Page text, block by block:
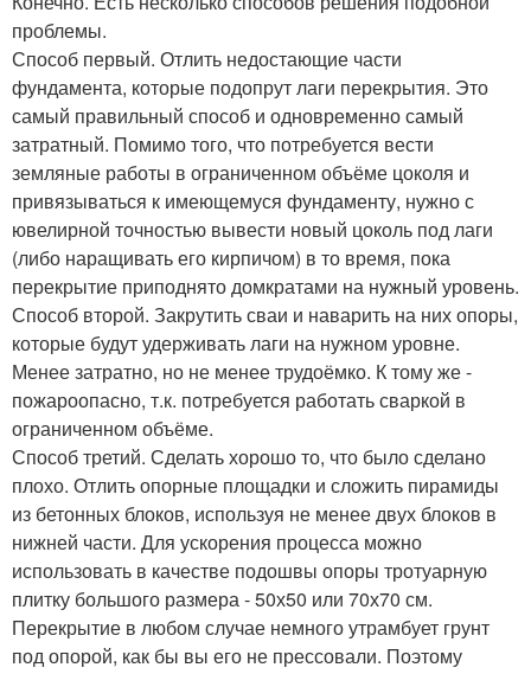
проблемы.
Способ первый. Отлить недостающие части
фундамента, которые подопрут лаги перекрытия. Это
самый правильный способ и одновременно самый
затратный. Помимо того, что потребуется вести
земляные работы в ограниченном объёме цоколя и
привязываться к имеющемуся фундаменту, нужно с
ювелирной точностью вывести новый цоколь под лаги
(либо наращивать его кирпичом) в то время, пока
перекрытие приподнято домкратами на нужный уровень.
Способ второй. Закрутить сваи и наварить на них опоры,
которые будут удерживать лаги на нужном уровне.
Менее затратно, но не менее трудоёмко. К тому же -
пожароопасно, т.к. потребуется работать сваркой в
ограниченном объёме.
Способ третий. Сделать хорошо то, что было сделано
плохо. Отлить опорные площадки и сложить пирамиды
из бетонных блоков, используя не менее двух блоков в
нижней части. Для ускорения процесса можно
использовать в качестве подошвы опоры тротуарную
плитку большого размера - 50х50 или 70х70 см.
Перекрытие в любом случае немного утрамбует грунт
под опорой, как бы вы его не прессовали. Поэтому